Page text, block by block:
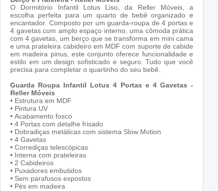
O Dormitório Infantil Lotus Liso, da Reller Móveis, a
escolha perfeita para um quarto de bebê organizado e
encantador. Composto por um guarda-roupa de 4 portas e
4 gavetas com amplo espaço interno, uma cômoda prática
com 4 gavetas, um berço que se transforma em mini cama
e uma prateleira cabideiro em MDF com suporte de cabide
em madeira pinus, este conjunto oferece funcionalidade e
estilo em um design sofisticado e seguro. Tudo que você
precisa para completar o quartinho do seu bebê.
Guarda Roupa Infantil Lotus 4 Portas e 4 Gavetas -
Reller Móveis
• Estrutura em MDF
• Pintura UV
• Acabamento fosco
• 4 Portas com detalhe frisado
• Dobradiças metálicas com sistema Slow Motion
• 4 Gavetas
• Corrediças telescópicas
• Interna com prateleiras
• 2 Cabideiros
• Puxadores embutidos
• Sem parafusos expostos
• Pés em madeira